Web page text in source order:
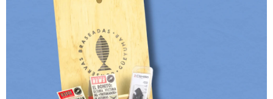
90,00€